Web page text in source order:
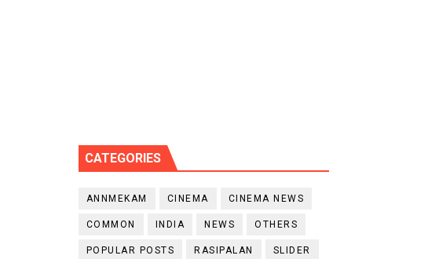
CATEGORIES
ANNMEKAM CINEMA CINEMA NEWS
COMMON INDIA NEWS OTHERS
POPULAR POSTS RASIPALAN SLIDER